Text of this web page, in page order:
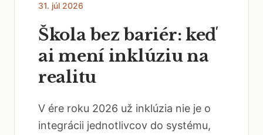
31. júl 2026
Škola bez bariér: keď
ai mení inklúziu na
realitu
V ére roku 2026 už inklúzia nie je o
integrácii jednotlivcov do systému,